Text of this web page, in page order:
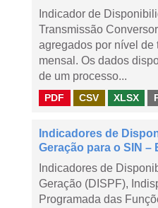
Indicador de
Transmissão
agregados por nível de
mensal. Os dados
de um processo...
PDF CSV XLSX
Indicadores de
Geração para o SIN –
Indicadores de
Geração (DISPF),
Programada das